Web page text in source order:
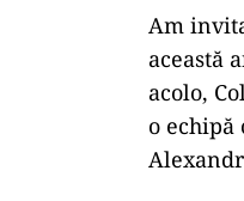
Am
această
acolo,
o echipă